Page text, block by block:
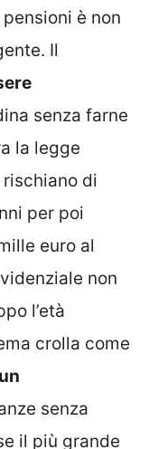
è non
Il
senza farne
la legge
di
per poi
euro al
non
l’età
crolla come
un
senza
il più grande